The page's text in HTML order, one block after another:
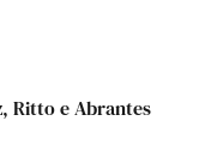
Ritto e Abrantes